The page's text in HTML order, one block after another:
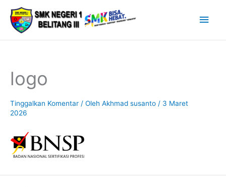
Lewati
konten
logo
Tinggalkan Komentar / Oleh Akhmad susanto / 3 Maret
2026